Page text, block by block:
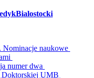
naukowe
numer dwa
Doktorskiej UMB